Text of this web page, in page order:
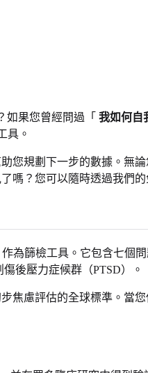
如果您曾經問過「 我如何自
具。
規劃下一步的數據。無
嗎？您可以隨時透過我們
為篩檢工具。它包含七個
後壓力症候群（PTSD）。
慮評估的全球標準。當